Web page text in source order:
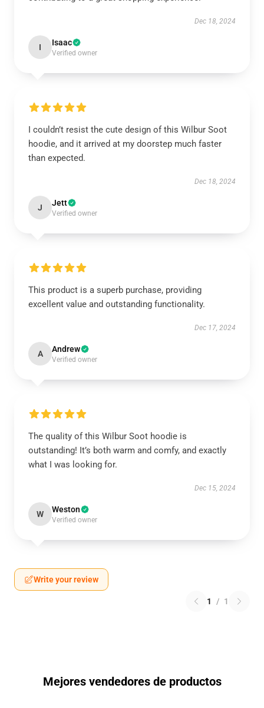
Dec 18, 2024
I Isaac
Verified owner
I couldn’t resist the cute design of this Wilbur Soot
hoodie, and it arrived at my doorstep much faster
than expected.
Dec 18, 2024
J Jett
Verified owner
This product is a superb purchase, providing
excellent value and outstanding functionality.
Dec 17, 2024
A Andrew
Verified owner
The quality of this Wilbur Soot hoodie is
outstanding! It’s both warm and comfy, and exactly
what I was looking for.
Dec 15, 2024
W Weston
Verified owner
Write your review
1 / 1
Mejores vendedores de productos